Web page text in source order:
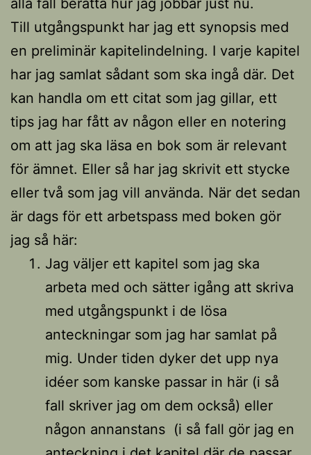
alla fall berätta hur jag jobbar just nu.
Till utgångspunkt har jag ett synopsis med
en preliminär kapitelindelning. I varje kapitel
har jag samlat sådant som ska ingå där. Det
kan handla om ett citat som jag gillar, ett
tips jag har fått av någon eller en notering
om att jag ska läsa en bok som är relevant
för ämnet. Eller så har jag skrivit ett stycke
eller två som jag vill använda. När det sedan
är dags för ett arbetspass med boken gör
jag så här:
Jag väljer ett kapitel som jag ska
arbeta med och sätter igång att skriva
med utgångspunkt i de lösa
anteckningar som jag har samlat på
mig. Under tiden dyker det upp nya
idéer som kanske passar in här (i så
fall skriver jag om dem också) eller
någon annanstans (i så fall gör jag en